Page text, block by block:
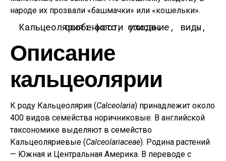
народе их прозвали «башмачки» или «кошельки».
Кальцеолярия: фото, описание, виды, особенности ухода.
Описание
кальцеолярии
К роду Кальцеолярия (Calceolaria) принадлежит около
400 видов семейства норичниковые. В английской
таксономике выделяют в семейство
Кальцеоляриевые (Calceolariaceae). Родина растений
— Южная и Центральная Америка. В переводе с